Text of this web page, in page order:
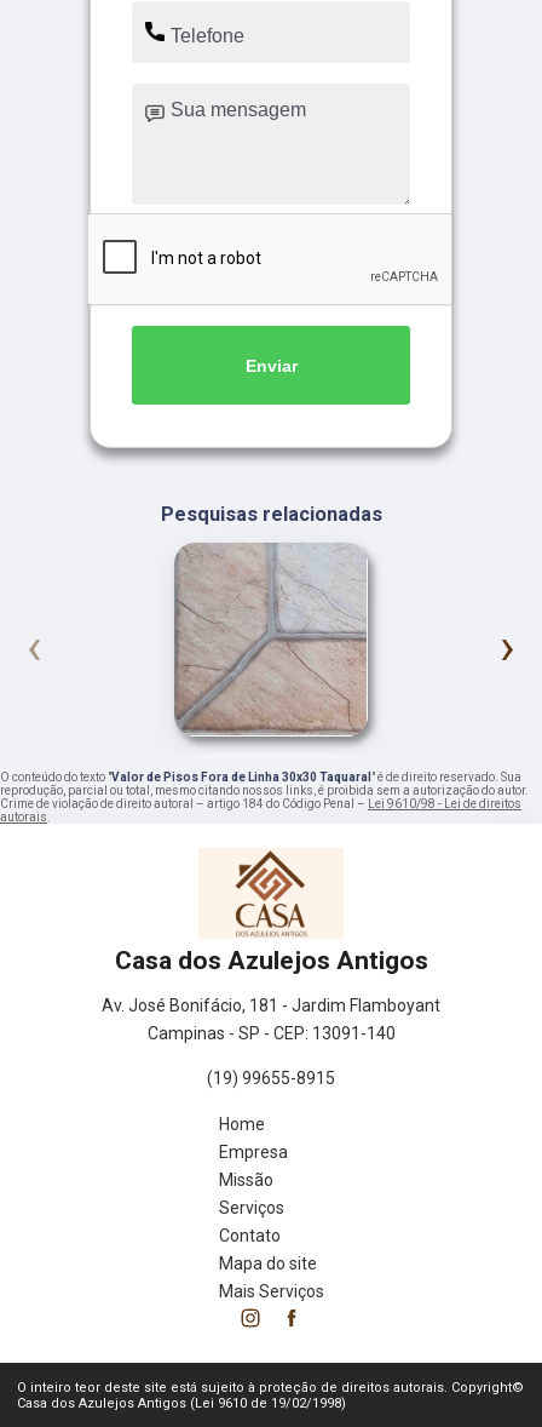
Enviar
Pesquisas relacionadas
‹ ›
O conteúdo do texto "Valor de Pisos Fora de Linha 30x30 Taquaral " é de direito reservado. Sua
reprodução, parcial ou total, mesmo citando nossos links, é proibida sem a autorização do autor.
Crime de violação de direito autoral – artigo 184 do Código Penal –
Lei 9610/98 - Lei de direitos
autorais
Casa dos Azulejos Antigos
Av. José Bonifácio, 181 - Jardim Flamboyant
Campinas - SP - CEP: 13091-140
(19) 99655-8915
Home
Empresa
Missão
Serviços
Contato
Mapa do site
Mais Serviços
O inteiro teor deste site está sujeito à proteção de direitos autorais. Copyright©
Casa dos Azulejos Antigos (Lei 9610 de 19/02/1998)